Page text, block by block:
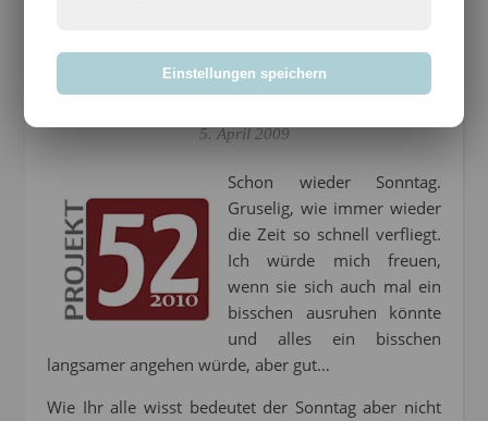
P52-09: 14.
Wochenthema
5. April 2009
Schon wieder Sonntag.
Gruselig, wie immer wieder
die Zeit so schnell verfliegt.
Ich würde mich freuen,
wenn sie sich auch mal ein
bisschen ausruhen könnte
und alles ein bisschen
langsamer angehen würde, aber gut…
Wie Ihr alle wisst bedeutet der Sonntag aber nicht
Einstellungen speichern